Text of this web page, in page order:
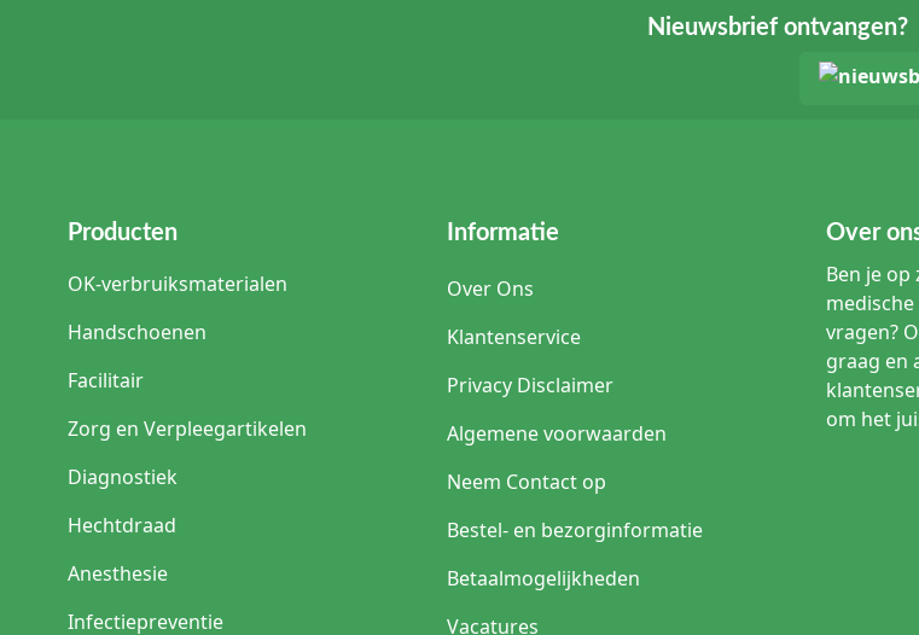
Nieuwsbrief ontvangen?
Producten
OK-verbruiksmaterialen
Handschoenen
Facilitair
Zorg en Verpleegartikelen
Diagnostiek
Hechtdraad
Anesthesie
Infectiepreventie
Informatie
Over Ons
Klantenservice
Privacy Disclaimer
Algemene voorwaarden
Neem Contact op
Bestel- en bezorginformatie
Betaalmogelijkheden
Vacatures
Over
Ben je
vragen?
graag en
om het